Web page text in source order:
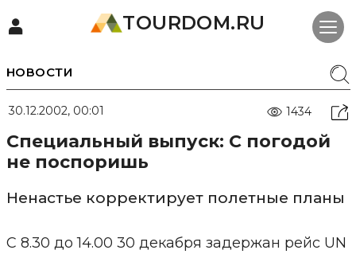
TOURDOM.RU
НОВОСТИ
30.12.2002, 00:01 1434
Специальный выпуск: С погодой
не поспоришь
Ненастье корректирует полетные планы
С 8.30 до 14.00 30 декабря задержан рейс UN